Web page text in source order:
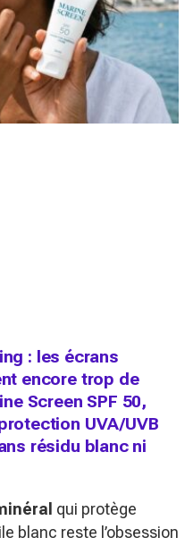
: les écrans
encore trop de
Screen SPF 50,
UVA/UVB
résidu blanc ni
qui protège
blanc reste l’obsession